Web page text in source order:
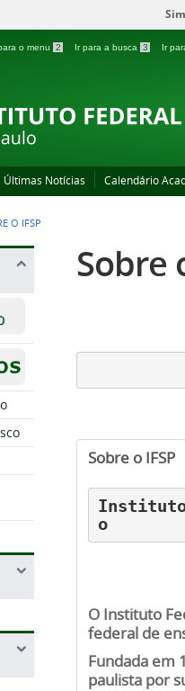
o menu 2 Ir para a busca 3 Ir
Últimas Notícias Calendário
O IFSP
Sobre
Sobre o IFSP
Instituto
o
O Instituto
federal de
Fundada em
paulista por